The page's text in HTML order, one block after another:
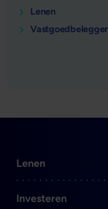
Lenen
Open
Lenen
Open
Investeren